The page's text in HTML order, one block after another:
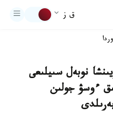
ق ز
نوبەل سىيلىعى
ءوسۋ جولىن